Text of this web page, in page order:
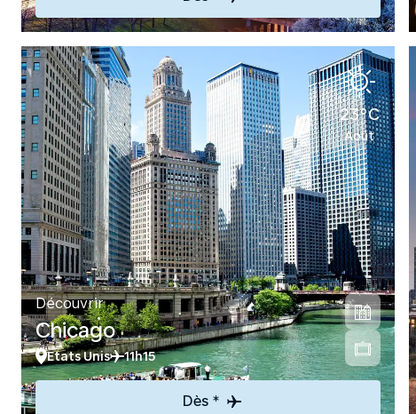
23°C
Août
Découvrir
Chicago
Etats Unis 11h15
Dès *